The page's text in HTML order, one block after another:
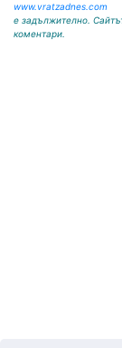
www.vratzadnes.com
е задължително.
коментари.